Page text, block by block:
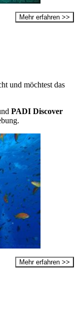
Mehr erfahren >>
und möchtest das
PADI Discover
Mehr erfahren >>